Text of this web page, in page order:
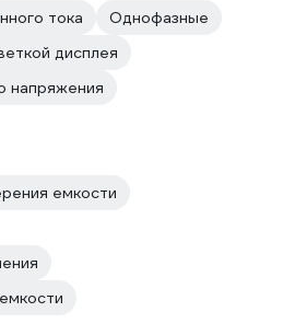
тока
Однофазные
дисплея
напряжения
емкости